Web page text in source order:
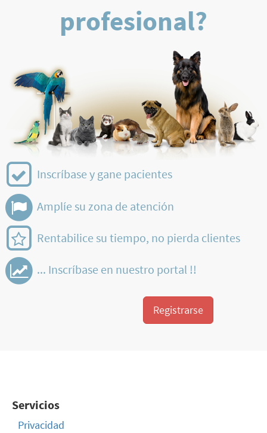
profesional?
Inscríbase y gane pacientes
Amplíe su zona de atención
Rentabilice su tiempo, no pierda clientes
... Inscríbase en nuestro portal !!
Registrarse
Servicios
Privacidad